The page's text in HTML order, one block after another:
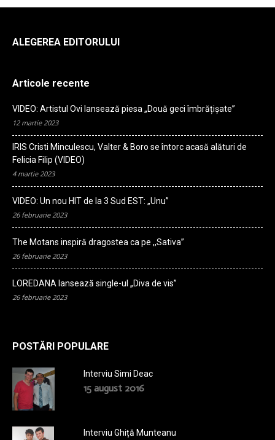
ALEGEREA EDITORULUI
Articole recente
VIDEO: Artistul Ovi lansează piesa „Două geci îmbrățișate”
12 martie 2023
IRIS Cristi Minculescu, Valter & Boro se întorc acasă alături de
Felicia Filip (VIDEO)
4 martie 2023
VIDEO: Un nou HIT de la 3 Sud EST: „Unu”
26 februarie 2023
The Motans inspiră dragostea ca pe ,,Sativa”
26 februarie 2023
LOREDANA lansează single-ul „Diva de vis”
26 februarie 2023
POSTĂRI POPULARE
Interviu Simi Deac
15 august 2016
Interviu Ghiță Munteanu